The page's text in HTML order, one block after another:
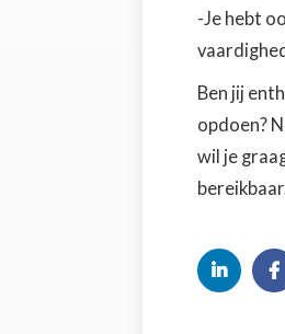
-Je hebt
Ben jij
opdoen?
wil je
 